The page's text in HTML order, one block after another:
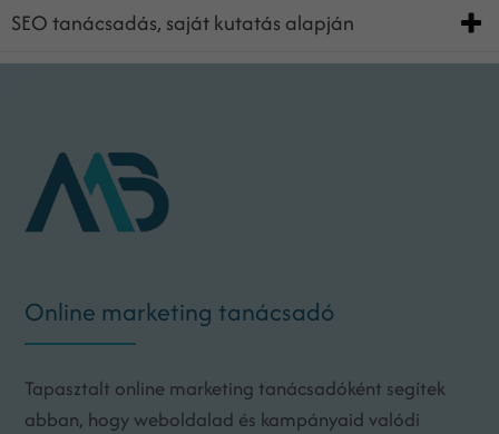
SEO tanácsadás, saját kutatás alapján
Online marketing tanácsadó
Tapasztalt online marketing tanácsadóként segítek
abban, hogy weboldalad és kampányaid valódi